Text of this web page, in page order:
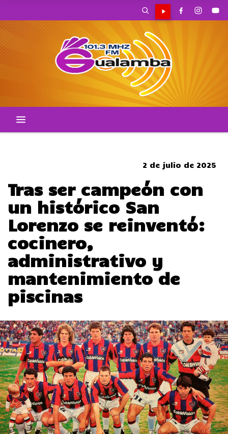
2 de julio de 2025
Tras ser campeón con
un histórico San
Lorenzo se reinventó:
cocinero,
administrativo y
mantenimiento de
piscinas